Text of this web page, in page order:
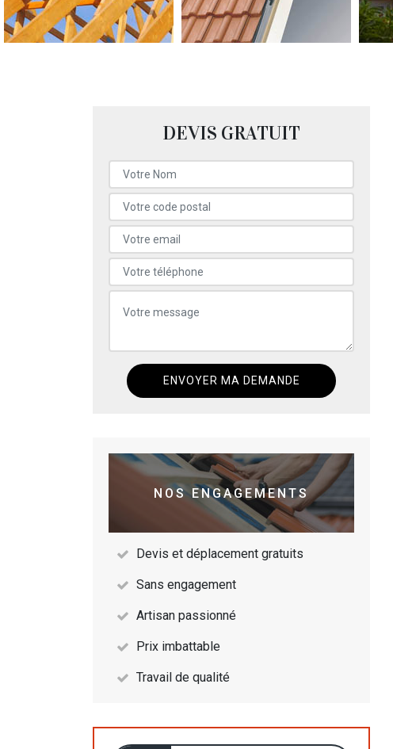
DEVIS GRATUIT
NOS ENGAGEMENTS
Devis et déplacement gratuits
Sans engagement
Artisan passionné
Prix imbattable
Travail de qualité